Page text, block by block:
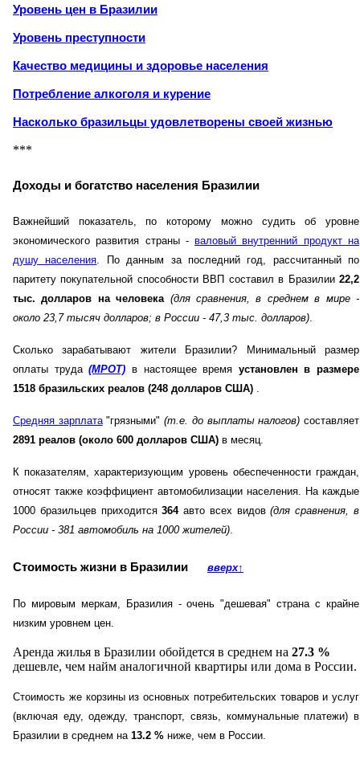
Уровень цен в Бразилии
Уровень преступности
Качество медицины и здоровье населения
Потребление алкоголя и курение
Насколько бразильцы удовлетворены своей жизнью
***
Доходы и богатство населения Бразилии
Важнейший показатель, по которому можно судить об уровне
экономического развития страны -валовый внутренний продукт на
душу населения. По данным за последний год, рассчитанный по
паритету покупательной способности ВВП составил в Бразилии 22,2
тыс. долларов на человека (для сравнения, в среднем в мире -
около 23,7 тысяч долларов; в России - 47,3 тыс. долларов).
Сколько зарабатывают жители Бразилии? Минимальный размер
оплаты труда(МРОТ) в настоящее время установлен в размере
1518 бразильских реалов (248 долларов США) .
Средняя зарплата"грязными"(т.е. до выплаты налогов) составляет
2891 реалов (около 600 долларов США) в месяц.
К показателям, характеризующим уровень обеспеченности граждан,
относят также коэффициент автомобилизации населения. На каждые
1000 бразильцев приходится364авто всех видов(для сравнения, в
России - 381 автомобиль на 1000 жителей).
Стоимость жизни в Бразилии вверх↑
По мировым меркам, Бразилия - очень "дешевая" страна с крайне
низким уровнем цен.
Аренда жилья в Бразилии обойдется в среднем на 27.3 %
дешевле, чем найм аналогичной квартиры или дома в России.
Стоимость же корзины из основных потребительских товаров и услуг
(включая еду, одежду, транспорт, связь, коммунальные платежи) в
Бразилии в среднем на 13.2 % ниже, чем в России.